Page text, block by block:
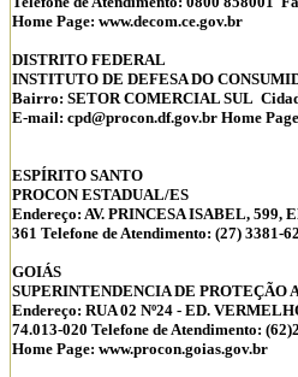
Home Page: www.decom.ce.gov.br
DISTRITO FEDERAL
INSTITUTO DE DEFESA DO
Bairro: SETOR COMERCIAL SUL
E-mail: cpd@procon.df.gov.br Home
ESPÍRITO SANTO
PROCON ESTADUAL/ES
Endereço: AV. PRINCESA ISABEL, 599,
361 Telefone de Atendimento: (27)
GOIÁS
SUPERINTENDENCIA DE PROTEÇÃO
Endereço: RUA 02 Nº24 - ED.
74.013-020 Telefone de Atendimento:
Home Page: www.procon.goias.gov.br